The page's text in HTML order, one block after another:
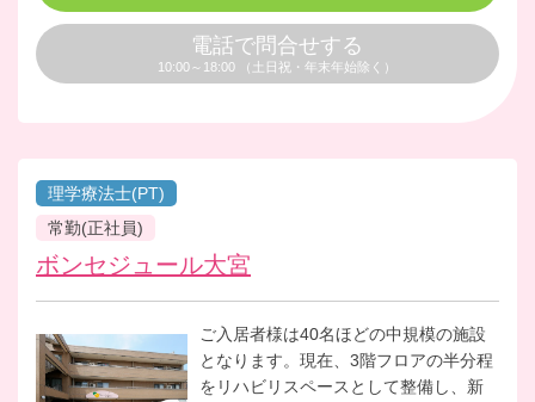
電話で問合せする
10:00～18:00 （土日祝・年末年始除く）
理学療法士(PT)
常勤(正社員)
ボンセジュール大宮
ご入居者様は40名ほどの中規模の施設
となります。現在、3階フロアの半分程
をリハビリスペースとして整備し、新